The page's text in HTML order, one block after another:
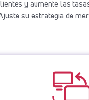
y aumente las
su estrategia de